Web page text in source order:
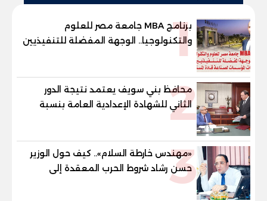
1
برنامج MBA جامعة مصر للعلوم
والتكنولوجيا.. الوجهة المفضلة للتنفيذيين
وقيادات المؤسسات لصناعة قادة
2
محافظ بني سويف يعتمد نتيجة الدور
الثاني للشهادة الإعدادية العامة بنسبة
والنور للمكفوفين
3
«مهندس خارطة السلام».. كيف حول الوزير
حسن رشاد شروط الحرب المعقدة إلى
"خارطة طريق" للانسحاب والإعمار؟